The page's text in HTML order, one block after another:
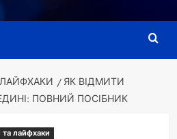
ЯК ВІДМИТИ
ПОВНИЙ ПОСІБНИК
лайфхаки